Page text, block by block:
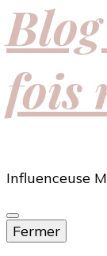
fois
Influenceuse
Fermer